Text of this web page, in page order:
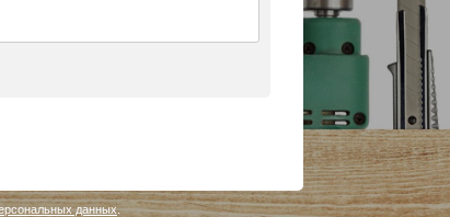
данных.